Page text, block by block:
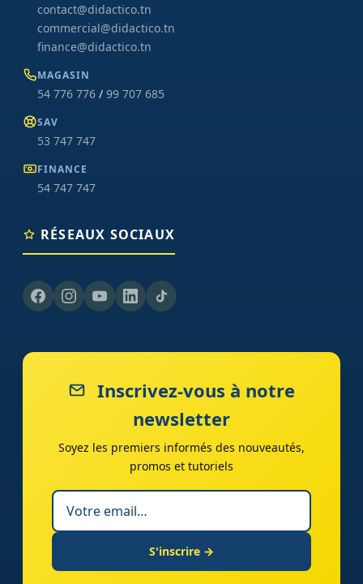
contact@didactico.tn
commercial@didactico.tn
finance@didactico.tn
MAGASIN
54 776 776 / 99 707 685
SAV
53 747 747
FINANCE
54 747 747
RÉSEAUX SOCIAUX
Inscrivez-vous à notre
newsletter
Soyez les premiers informés des nouveautés,
promos et tutoriels
S'inscrire →